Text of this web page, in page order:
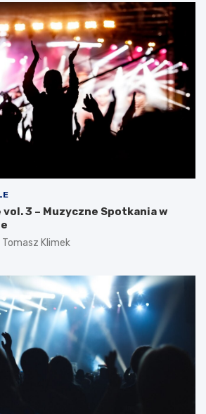
3 – Muzyczne Spotkania w
Tomasz Klimek